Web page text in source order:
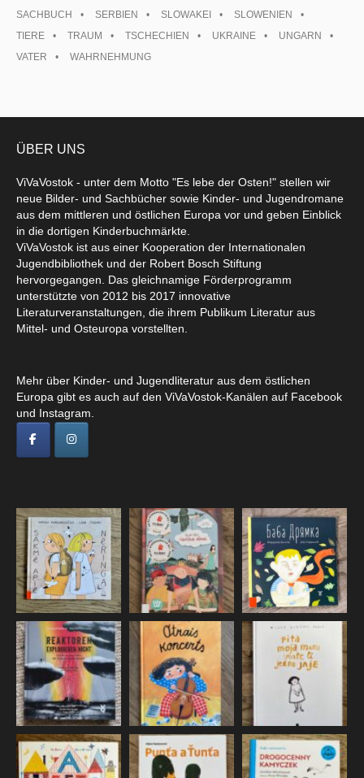
SACHBUCH
SERBIEN SLOWAKEI
SLOWENIEN
TIERE
TRAUM TSCHECHIEN UKRAINE
UNGARN
VATER
WAHRNEHMUNG
ÜBER UNS
ViVaVostok - unter dem Motto "Es lebe der Osten!" stellen wir
neue Bilder- und Sachbücher sowie Kinder- und Jugendromane
aus dem mittleren und östlichen Europa vor und geben Einblick
in die dortigen Kinderbuchmärkte.
ViVaVostok ist aus einer Kooperation der Internationalen
Jugendbibliothek und der Robert Bosch Stiftung
hervorgegangen. Das gleichnamige Förderprogramm
unterstützte von 2012 bis 2017 innovative
Literaturveranstaltungen, die ihrem Publikum Literatur aus
Mittel- und Osteuropa vorstellten.
Mehr über Kinder- und Jugendliteratur aus dem östlichen
Europa gibt es auch auf den ViVaVostok-Kanälen auf Facebook
und Instagram.